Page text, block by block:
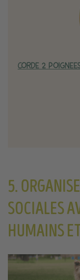
CORDE 2
5.
SOCIALES
HUMAINS